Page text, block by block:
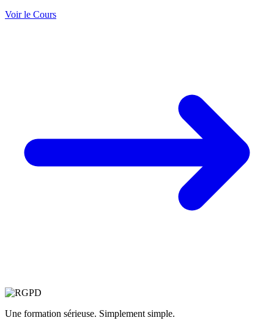
Voir le Cours
Une formation sérieuse. Simplement simple.